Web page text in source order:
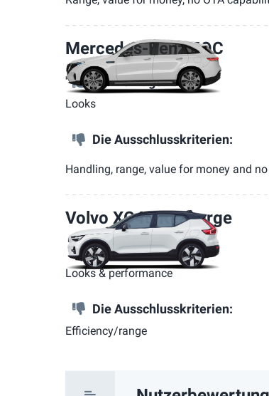
Mercedes-Benz EQC
Die Vorzüge:
Looks
Die Ausschlusskriterien:
Handling, range, value for money and
Volvo XC40 Recharge
Die Vorzüge:
Looks & performance
Die Ausschlusskriterien:
Efficiency/range